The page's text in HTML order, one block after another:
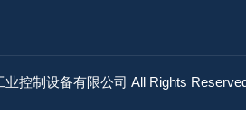
业控制设备有限公司 All Rights